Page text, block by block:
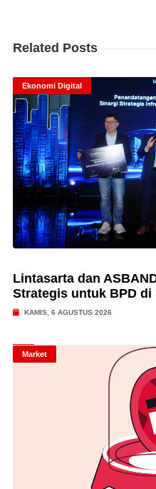
Related Posts
Ekonomi Digital
Lintasarta dan
Strategis untuk BPD
KAMIS, 6 AGUSTUS 2026
Market